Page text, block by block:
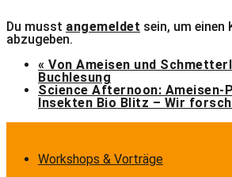
Du musst angemeldet sein, um einen
abzugeben.
« Von Ameisen und
Buchlesung
Science Afternoon: Ameisen-
Insekten Bio Blitz – Wir
Workshops & Vorträge